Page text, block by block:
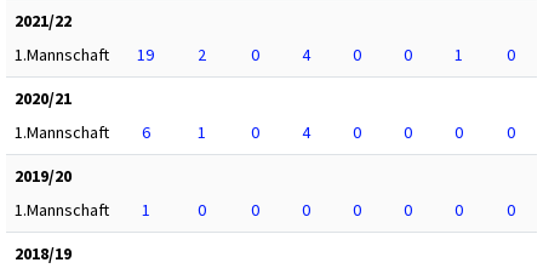
2021/22
1.Mannschaft
19 2 0 4 0 0 1
0
2020/21
1.Mannschaft
6 1 0 4 0 0 0
0
2019/20
1.Mannschaft
1 0 0 0 0 0 0
0
2018/19